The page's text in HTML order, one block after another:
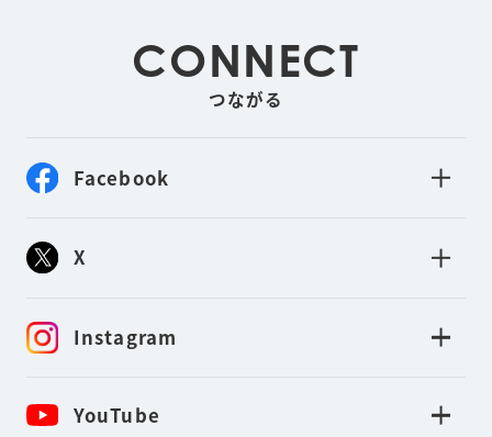
CONNECT
つながる
Facebook
X
Instagram
YouTube